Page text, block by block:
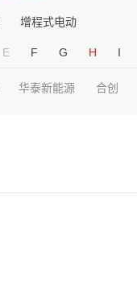
增程式电动
E F G H I
华泰新能源 合创